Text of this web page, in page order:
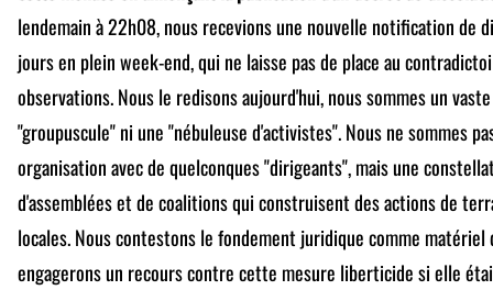
lendemain à 22h08, nous recevions une nouvelle notification de
jours en plein week-end, qui ne laisse pas de place au
observations. Nous le redisons aujourd'hui, nous sommes un
"groupuscule" ni une "nébuleuse d'activistes". Nous ne sommes
organisation avec de quelconques "dirigeants", mais une
d'assemblées et de coalitions qui construisent des actions de
locales. Nous contestons le fondement juridique comme
engagerons un recours contre cette mesure liberticide si elle